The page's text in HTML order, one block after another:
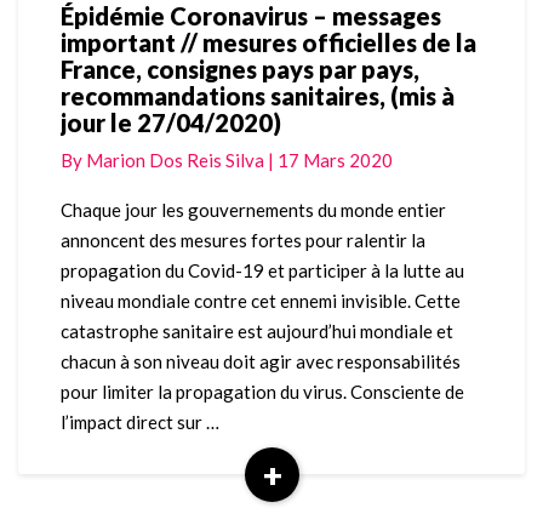
Épidémie
Coronavirus
–
messages
important
mesures
officielles
la
France,
consignes
pays
par
pays,
recommandations
sanitaires,
Épidémie Coronavirus – messages
important // mesures officielles de la
France, consignes pays par pays,
recommandations sanitaires, (mis à
jour le 27/04/2020)
By Marion Dos Reis Silva | 17 Mars 2020
Chaque jour les gouvernements du monde entier
annoncent des mesures fortes pour ralentir la
propagation du Covid-19 et participer à la lutte au
niveau mondiale contre cet ennemi invisible. Cette
catastrophe sanitaire est aujourd’hui mondiale et
chacun à son niveau doit agir avec responsabilités
pour limiter la propagation du virus. Consciente de
l’impact direct sur …
+
Read